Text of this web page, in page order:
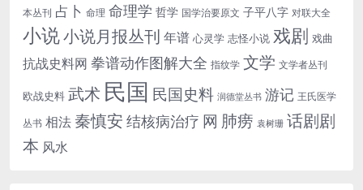
本丛刊 占卜 命理 命理学 哲学 国学治要原文 子平八字 对联大全
小说小说月报丛刊 年谱 心灵学 志怪小说 戏剧 戏曲
抗战史料网 拳谱动作图解大全 指纹学 文学 文学者丛刊
欧战史料 武术 民国 民国史料 润德堂丛书 游记 王氏医学
丛书 相法 秦慎安 结核病治疗 网 肺痨 袁树珊 话剧剧
本 风水